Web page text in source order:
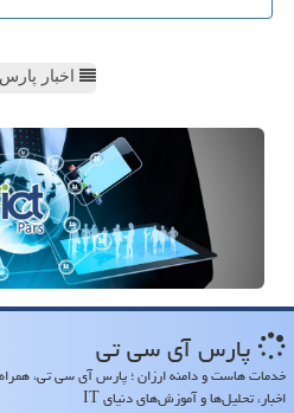
اخبار پارس ICT
پارس آی سی تی
خدمات هاست و دامنه ارزان ؛ پارس آی سی تی،
اخبار، تحلیل‌ها و آموزش‌های دنیای IT